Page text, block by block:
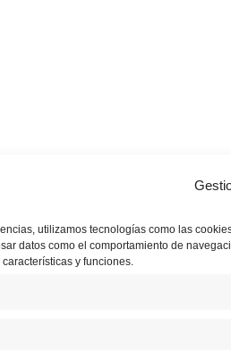
utilizamos tecnologías como las
datos como el comportamiento de
y funciones.